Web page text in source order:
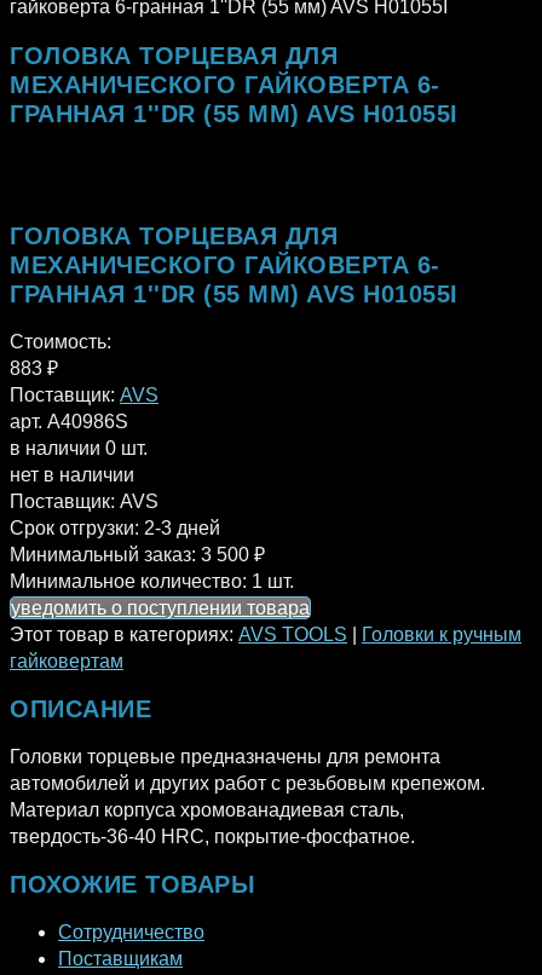
гайковерта 6-гранная 1''DR (55 мм) AVS H01055I
ГОЛОВКА ТОРЦЕВАЯ ДЛЯ
МЕХАНИЧЕСКОГО ГАЙКОВЕРТА 6-
ГРАННАЯ 1''DR (55 ММ) AVS H01055I
ГОЛОВКА ТОРЦЕВАЯ ДЛЯ
МЕХАНИЧЕСКОГО ГАЙКОВЕРТА 6-
ГРАННАЯ 1''DR (55 ММ) AVS H01055I
Стоимость:
883 ₽
Поставщик: AVS
арт. A40986S
в наличии 0 шт.
нет в наличии
Поставщик: AVS
Срок отгрузки: 2-3 дней
Минимальный заказ: 3 500 ₽
Минимальное количество: 1 шт.
уведомить о поступлении товара
Этот товар в категориях: AVS TOOLS
Головки к ручным
гайковертам
ОПИСАНИЕ
Головки торцевые предназначены для ремонта
автомобилей и других работ с резьбовым крепежом.
Материал корпуса хромованадиевая сталь,
твердость-36-40 HRC, покрытие-фосфатное.
ПОХОЖИЕ ТОВАРЫ
Сотрудничество
Поставщикам